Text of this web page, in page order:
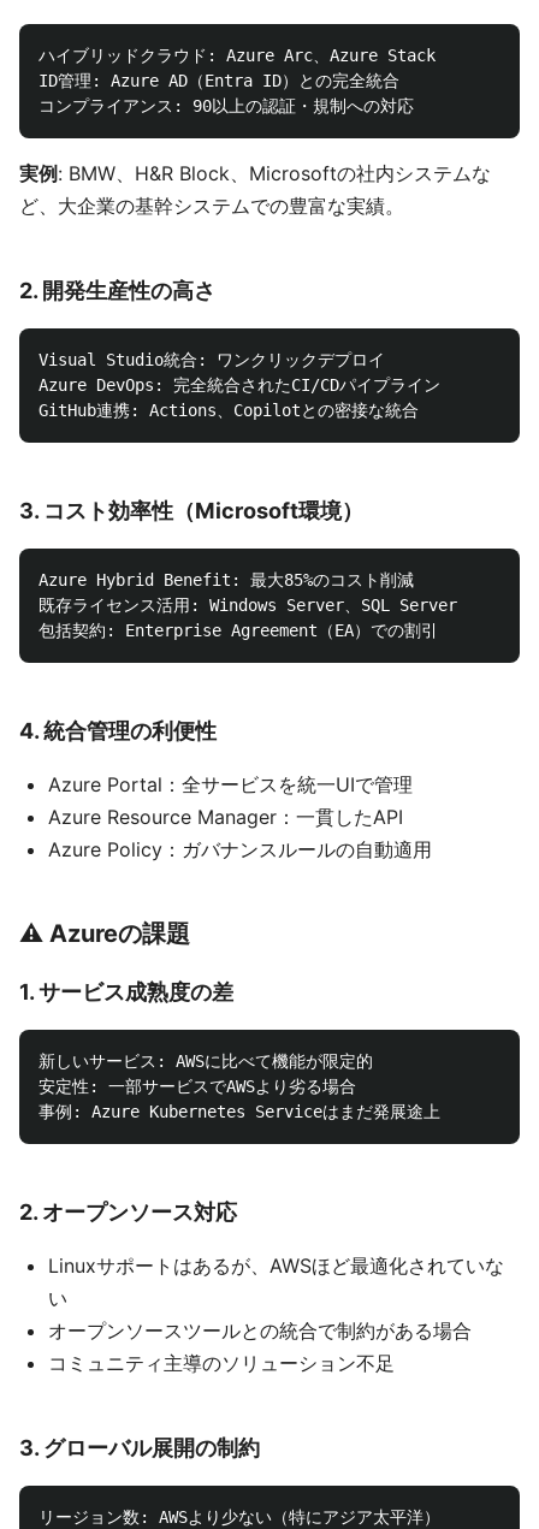
ハイブリッドクラウド: Azure Arc、Azure Stack
ID管理: Azure AD（Entra ID）との完全統合
実例 : BMW、H&R Block、Microsoftの社内システムな
ど、大企業の基幹システムでの豊富な実績。
2.開発生産性の高さ
Visual Studio統合: ワンクリックデプロイ
Azure DevOps: 完全統合されたCI/CDパイプライン
3. コスト効率性（Microsoft環境）
Azure Hybrid Benefit: 最大85%のコスト削減
既存ライセンス活用: Windows Server、SQL Server
4.統合管理の利便性
Azure Portal：全サービスを統一UIで管理
Azure Resource Manager：一貫したAPI
Azure Policy：ガバナンスルールの自動適用
⚠️ Azureの課題
1.サービス成熟度の差
新しいサービス: AWSに比べて機能が限定的
安定性: 一部サービスでAWSより劣る場合
2.オープンソース対応
Linuxサポートはあるが、AWSほど最適化されていな
い
オープンソースツールとの統合で制約がある場合
コミュニティ主導のソリューション不足
3.グローバル展開の制約
リージョン数: AWSより少ない（特にアジア太平洋）